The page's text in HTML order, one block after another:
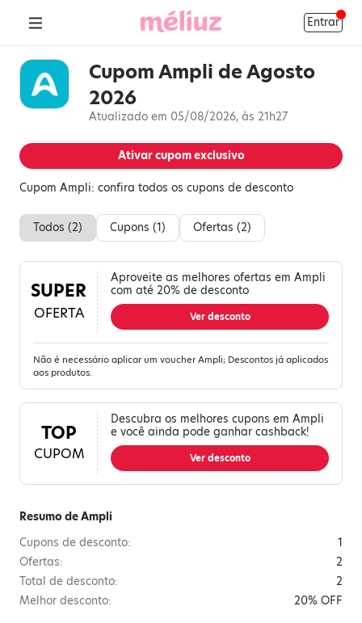
Entrar
Cupom Ampli de Agosto
2026
Atualizado em 05/08/2026, às 21h27
Ativar cupom exclusivo
Cupom Ampli: confira todos os cupons de desconto
Todos (2) Cupons (1) Ofertas (2)
SUPER
OFERTA
Aproveite as melhores ofertas em Ampli
com até 20% de desconto
Ver desconto
Não é necessário aplicar um voucher Ampli; Descontos já aplicados
aos produtos.
TOP
CUPOM
Descubra os melhores cupons em Ampli
e você ainda pode ganhar cashback!
Ver desconto
Resumo de Ampli
Cupons de desconto:
1
Ofertas:
2
Total de desconto:
2
Melhor desconto:
20% OFF